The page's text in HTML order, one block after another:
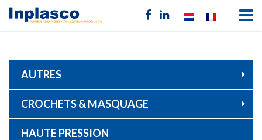
AUTRES
CROCHETS & MASQUAGE
HAUTE PRESSION